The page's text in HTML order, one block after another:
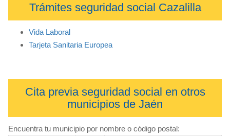
Trámites seguridad social Cazalilla
Vida Laboral
Tarjeta Sanitaria Europea
Cita previa seguridad social en otros
municipios de Jaén
Encuentra tu municipio por nombre o código postal: